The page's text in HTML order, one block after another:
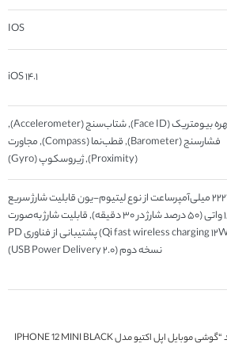
IOS
iOS ۱۴.۱
تشخیص چهره بیومتریک (Face ID), شتاب‌سنج (Accelerometer),
فشارسنج (Barometer), قطب‌نما (Compass), مجاورت
(Proximity), ژیروسکوپ (Gyro)
باتری ۲۲۲۷ میلی‌آمپرساعت از نوع لیتیوم-یون قابلیت شارژ سریع
باتری ۱۸ واتی (۵۰ درصد شارژ در ۳۰ دقیقه), قابلیت شارژ به‌صورت
بی‌سیم (Qi fast wireless charging ۱۲W) پشتیبانی از فناوری PD
نسخه دوم (USB Power Delivery ۲.۰)
اولین نفری باشید که نظر می دهد “گوشی موبایل اپل اکتیو مدل IPHONE 12 MINI BLACK